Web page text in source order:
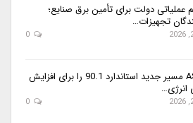
عملیاتی دولت برای تأمین برق صنایع؛
تجهیزات…
ASHRAE مسیر جدید استاندارد 90.1 را برای افزایش
انرژی…